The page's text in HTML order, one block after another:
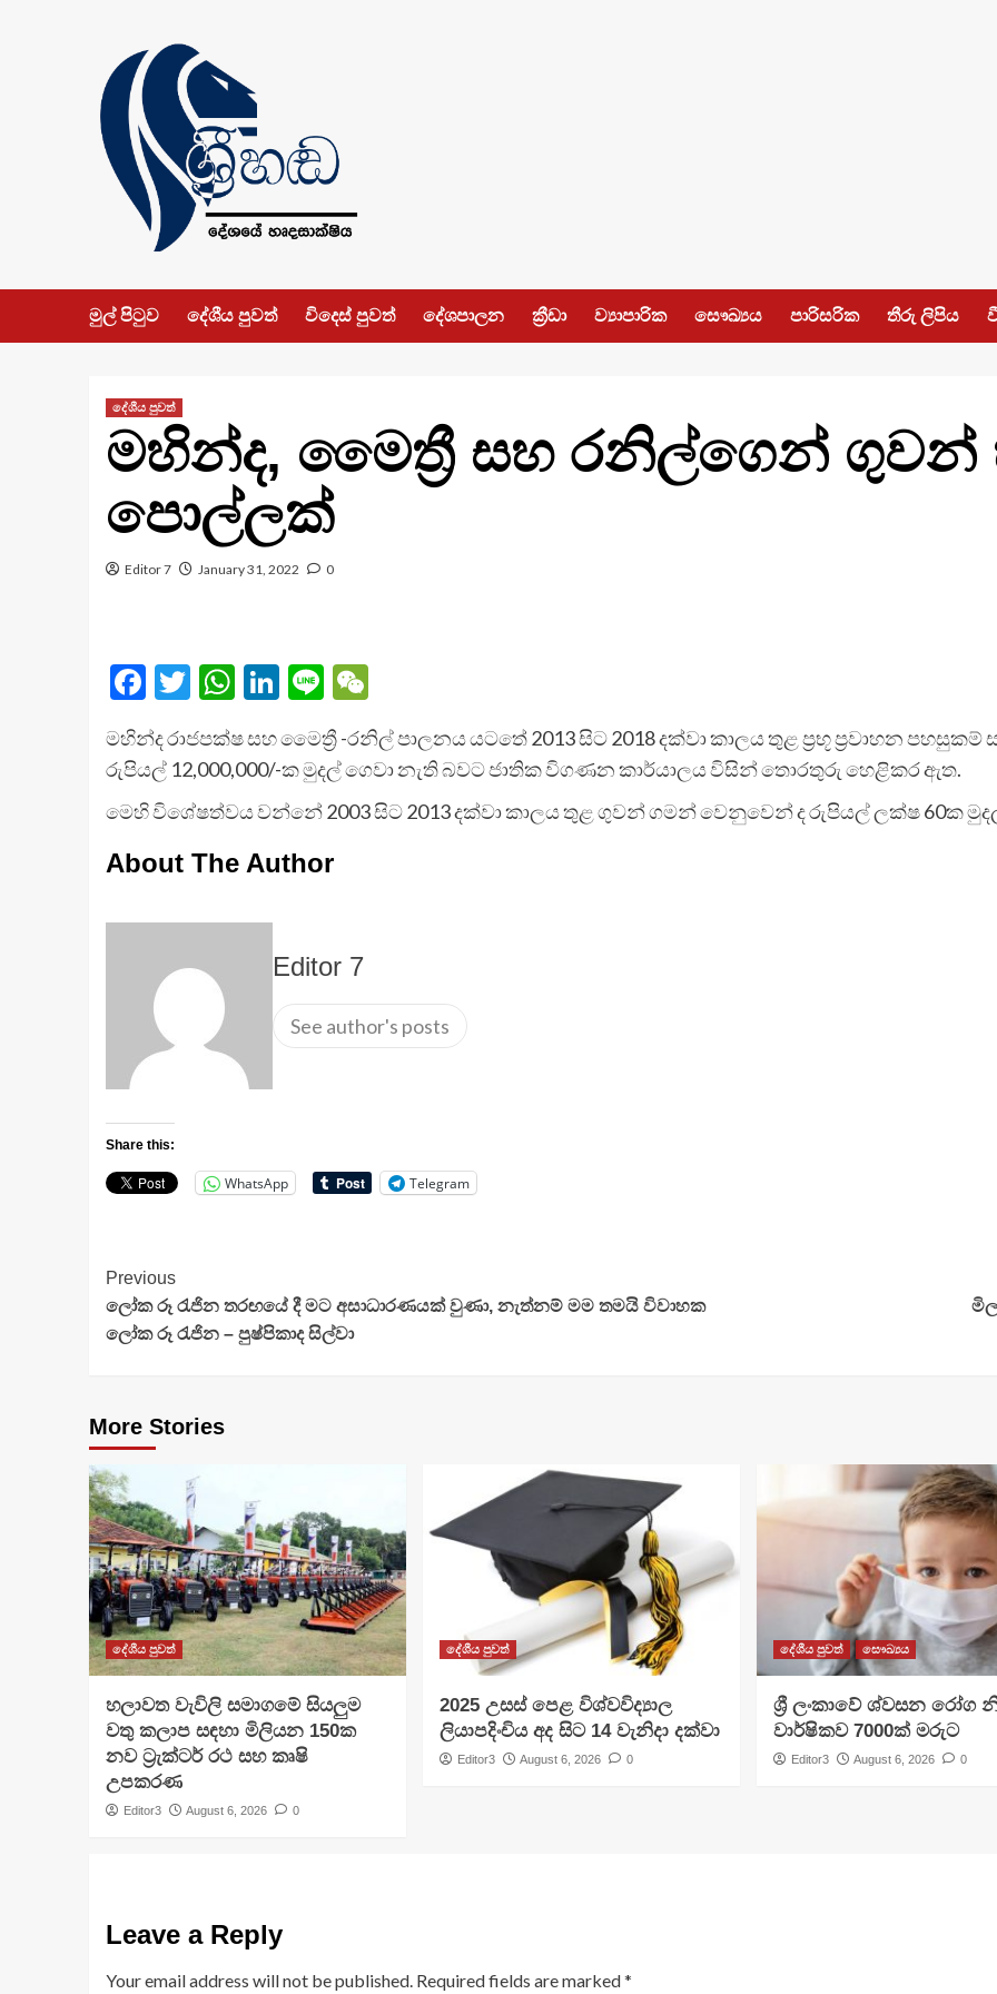
මුල් පිටුව දේශීය පුවත් විදෙස් පුවත් දේශපාලන ක්‍රීඩා ව්‍යාපාරික සෞඛ්‍යය පාරිසරික තීරු ලිපිය
දේශීය පුවත්
මහින්ද, මෛත්‍රී සහ රනිල්ගෙන් ගුවන්
පොල්ලක්
Editor 7 January 31, 2022 0
Facebook
Twitter
WhatsApp
LinkedIn
LineWeChat
මහින්ද රාජපක්ෂ සහ මෛත්‍රී -රනිල් පාලනය යටතේ 2013 සිට 2018 දක්වා කාලය තුළ ප්‍රභූ ප්‍රවාහන පහසුකම්
රුපියල් 12,000,000/-ක මුදල් ගෙවා නැති බවට ජාතික විගණන කාර්යාලය විසින් තොරතුරු හෙළිකර ඇත.
මෙහි විශේෂත්වය වන්නේ 2003 සිට 2013 දක්වා කාලය තුළ ගුවන් ගමන් වෙනුවෙන් ද රුපියල් ලක්ෂ 60ක
About The Author
Editor 7
See author's posts
Share this:
WhatsApp Telegram
Continue
Reading
Previous
ලෝක රූ රැජින තරඟයේ දී මට අසාධාරණයක් වුණා, නැත්නම් මම තමයි විවාහක
ලෝක රූ රැජින – පුෂ්පිකාද සිල්වා
More Stories
දේශීය පුවත්
හලාවත වැවිලි සමාගමේ සියලුම
වතු කලාප සඳහා මිලියන 150ක
නව ට්‍රැක්ටර් රථ සහ කෘෂි
උපකරණ
Editor3 August 6, 2026 0
දේශීය පුවත්
​2025 උසස් පෙළ විශ්වවිද්‍යාල
ලියාපදිංචිය අද සිට 14 වැනිදා දක්වා
Editor3 August 6, 2026 0
දේශීය පුවත් සෞඛ්‍යය
ශ්‍රී ලංකාවේ ශ්වසන රෝග
වාර්ෂිකව 7000ක් මරුට
Editor3 August 6, 2026 0
Leave a Reply
Your email address will not be published. Required fields are marked*